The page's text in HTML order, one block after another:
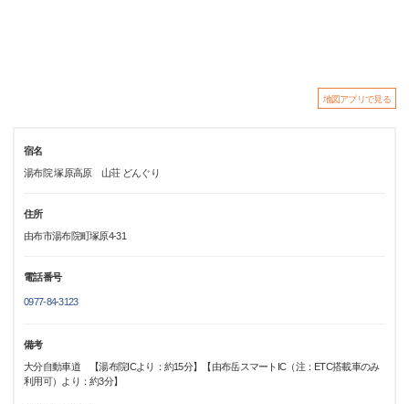
地図アプリで見る
宿名
湯布院 塚原高原 山荘 どんぐり
住所
由布市湯布院町塚原4-31
電話番号
0977-84-3123
備考
大分自動車道 【湯布院ICより：約15分】【由布岳スマートIC（注：ETC搭載車のみ
利用可）より：約3分】